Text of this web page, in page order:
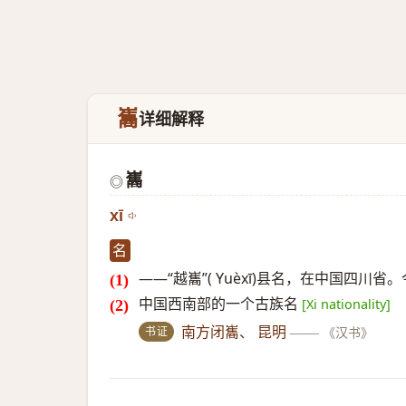
巂详细解释
◎巂
xī
名
——“越巂”( Yuèxī)县名，在中国四川省。
中国西南部的一个古族名 [Xi nationality]
书证 南方闭巂、 昆明 —— 《汉书》